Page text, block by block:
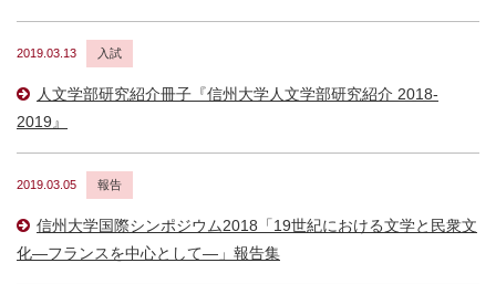
2019.03.13 入試
人文学部研究紹介冊子『信州大学人文学部研究紹介 2018-
2019』
2019.03.05 報告
信州大学国際シンポジウム2018「19世紀における文学と民衆文
化―フランスを中心として―」報告集